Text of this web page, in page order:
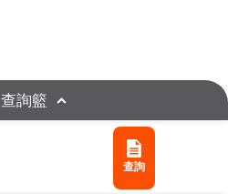
查詢
查詢籃